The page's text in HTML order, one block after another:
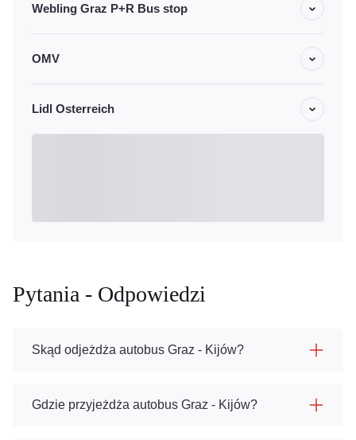
Webling Graz P+R Bus stop
OMV
Lidl Osterreich
Pytania - Odpowiedzi
Skąd odjeżdża autobus Graz - Kijów?
Gdzie przyjeżdża autobus Graz - Kijów?